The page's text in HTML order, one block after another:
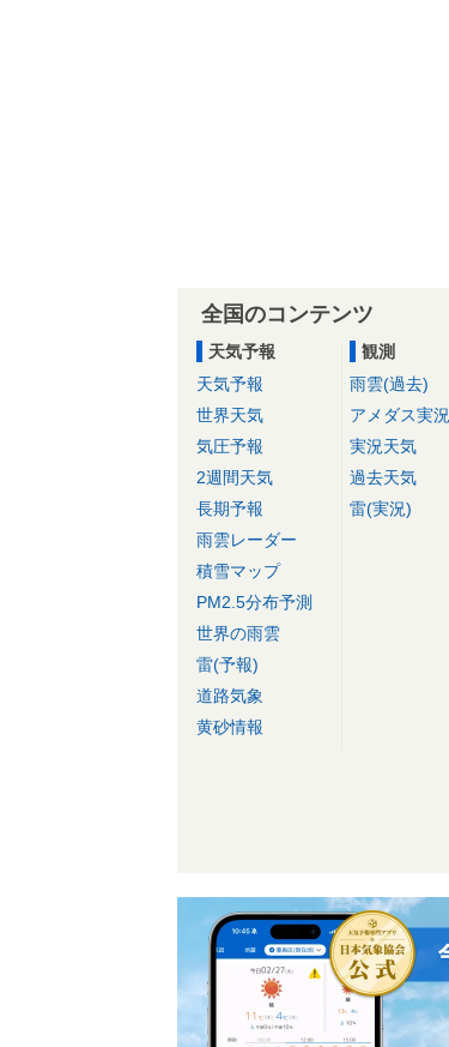
全国のコンテンツ
天気予報
天気予報
世界天気
気圧予報
2週間天気
長期予報
雨雲レーダー
積雪マップ
PM2.5分布予測
世界の雨雲
雷(予報)
道路気象
黄砂情報
観測
雨雲(過去)
アメダス実況
実況天気
過去天気
雷(実況)